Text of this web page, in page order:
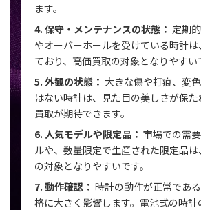
ます。
4. 保守・メンテナンスの状態： 定期
やオーバーホールを受けている時計
ており、高価買取の対象となりやすい
5. 外観の状態： 大きな傷や打痕、変
はない時計は、見た目の美しさが保
買取が期待できます。
6. 人気モデルや限定品： 市場での需
ルや、数量限定で生産された限定品
の対象となりやすいです。
7. 動作確認： 時計の動作が正常であ
格に大きく影響します。電池式の時